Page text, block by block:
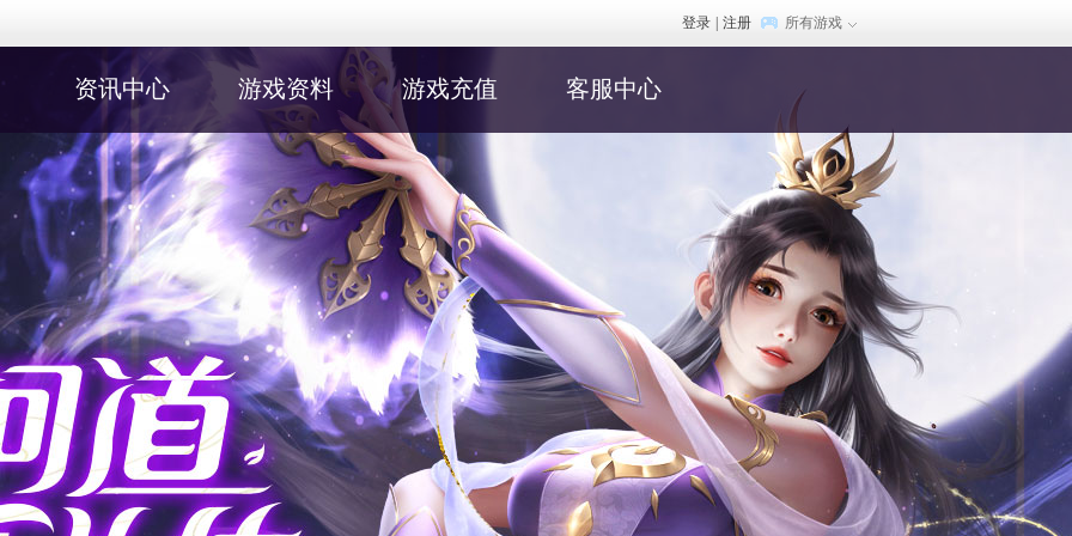
登录 注册 所有游戏
资讯中心 游戏资料 游戏充值 客服中心